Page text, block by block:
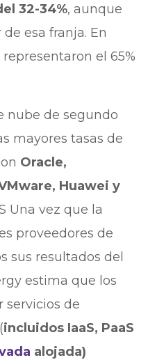
32-34%, aunque
esa franja. En
el 65%
nube de segundo
mayores tasas de
Oracle,
Huawei y
Una vez que la
proveedores de
sus resultados del
estima que los
servicios de
incluidos IaaS, PaaS
alojada)